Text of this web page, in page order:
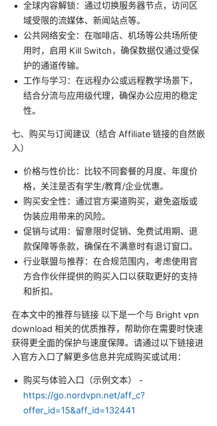
全球内容解锁：通过切换服务器节点，访问区
域受限的流媒体、新闻站点等。
公共网络安全：在咖啡店、机场等公共场所使
用时，启用 Kill Switch，确保数据仅通过受保
护的通道传输。
工作与学习：在远程办公或远程教学场景下，
结合分流与应用级代理，确保办公应用的稳定
性。
七、购买与订阅建议（结合 Affiliate 链接的自然嵌
入）
价格与性价比：比较不同套餐的月度、年度价
格，关注是否有学生/教育/企业优惠。
购买安全性：通过官方渠道购买，避免盗版或
伪装应用带来的风险。
促销与试用：留意限时促销、免费试用期、退
款保障等条款，确保在不满意时有退订窗口。
行业联盟与推荐：在合规范围内，考虑使用官
方合作伙伴提供的购买入口以获取更好的支持
和折扣。
在本文中的推荐与链接 以下是一个与 Bright vpn
download 相关的优质推荐，帮助你在需要时快速
获得更全面的保护与速度保障。请通过以下链接进
入官方入口了解更多信息并完成购买或试用：
购买与体验入口（示例文本） -
https://go.nordvpn.net/aff_c?
offer_id=15&aff_id=132441